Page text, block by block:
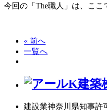
今回の「The職人」は、ここ
« 前へ
一覧へ
建設業神奈川県知事許